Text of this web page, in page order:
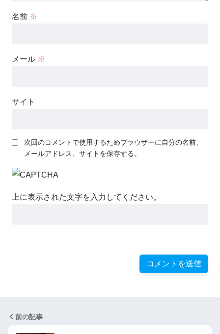
名前 ※
メール ※
サイト
次回のコメントで使用するためブラウザーに自分の名前、
メールアドレス、サイトを保存する。
上に表示された文字を入力してください。
前の記事